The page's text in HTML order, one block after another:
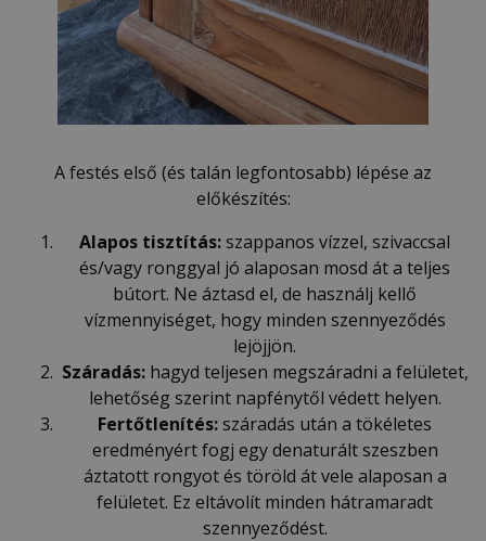
A festés első (és talán legfontosabb) lépése az
előkészítés:
Alapos tisztítás:szappanos vízzel, szivaccsal
és/vagy ronggyal jó alaposan mosd át a teljes
bútort. Ne áztasd el, de használj kellő
vízmennyiséget, hogy minden szennyeződés
lejöjjön.
Száradás: hagyd teljesen megszáradni a felületet,
lehetőség szerint napfénytől védett helyen.
Fertőtlenítés:száradás után a tökéletes
eredményért fogj egy denaturált szeszben
áztatott rongyot és töröld át vele alaposan a
felületet. Ez eltávolít minden hátramaradt
szennyeződést.